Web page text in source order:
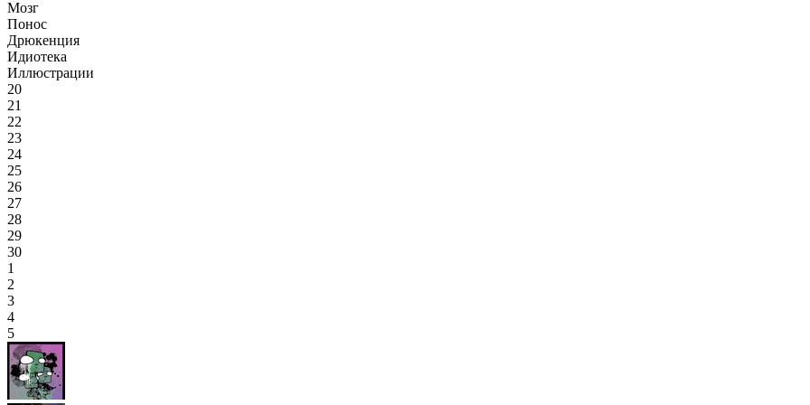
Мозг
Понос
Дрюкенция
Идиотека
Иллюстрации
20
21
22
23
24
25
26
27
28
29
30
1
2
3
4
5